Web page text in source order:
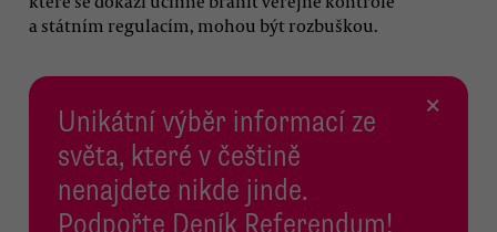
a státním regulacím, mohou být rozbuškou.
Unikátní výběr informací ze
světa, které v češtině
nenajdete nikde jinde.
Podpořte Deník Referendum!
×